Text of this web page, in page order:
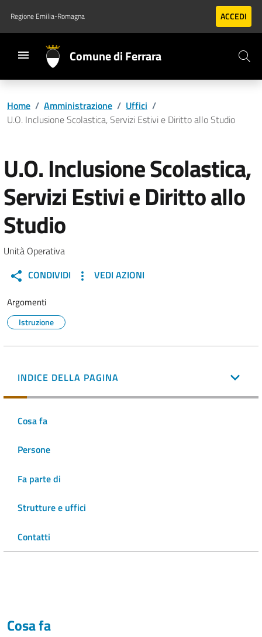
Vai al contenuto principale
Vai al footer
Regione Emilia-Romagna ACCEDI
Comune di Ferrara
Home / Amministrazione / Uffici /
U.O. Inclusione Scolastica, Servizi Estivi e Diritto allo Studio
U.O. Inclusione Scolastica,
Servizi Estivi e Diritto allo
Studio
Unità Operativa
CONDIVIDI
VEDI AZIONI
Argomenti
Istruzione
INDICE DELLA PAGINA
Cosa fa
Persone
Fa parte di
Strutture e uffici
Contatti
Cosa fa